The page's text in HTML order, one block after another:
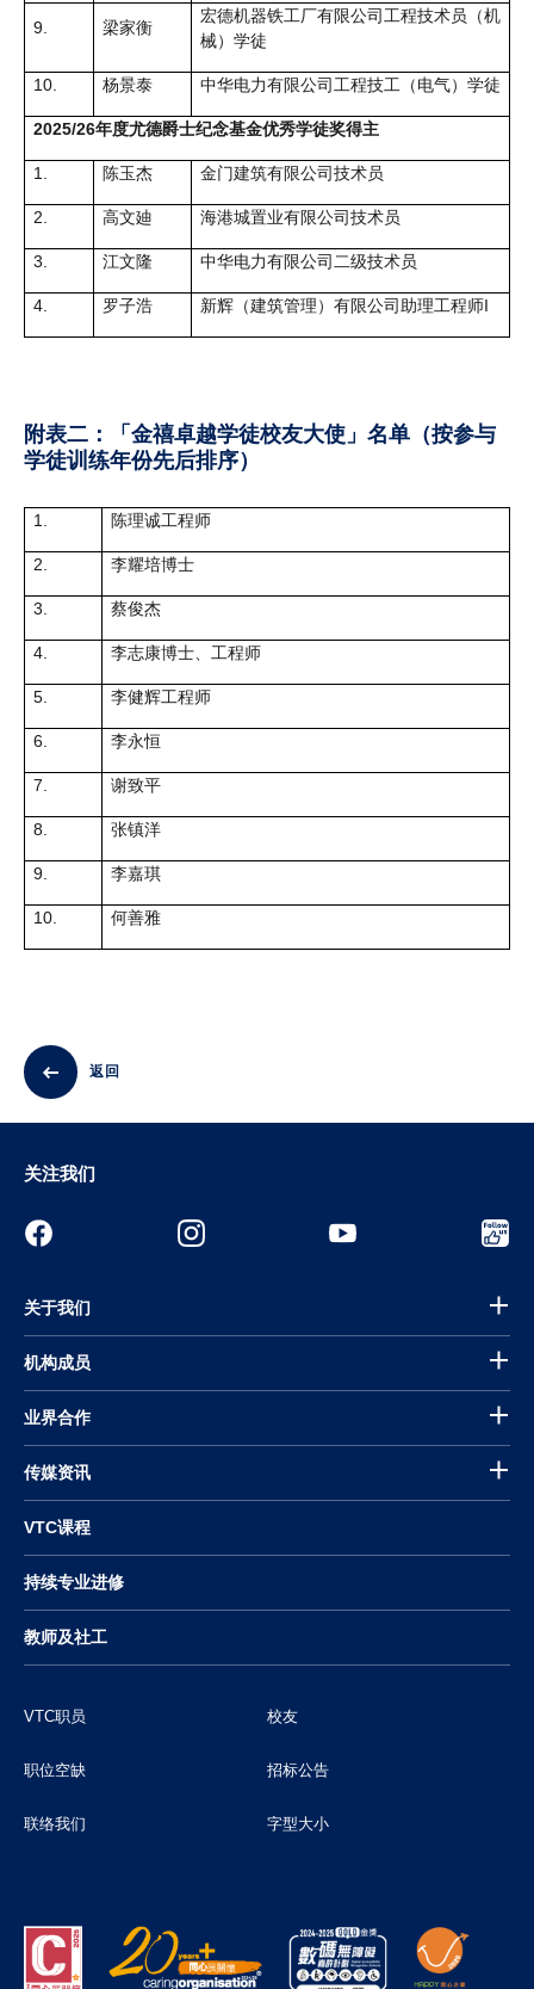
9. 梁家衡
宏德机器铁工厂有限公司工程技术员（机
械）学徒
10. 杨景泰 中华电力有限公司工程技工（电气）学徒
2025/26年度尤德爵士纪念基金优秀学徒奖得主
1. 陈玉杰 金门建筑有限公司技术员
2. 高文廸 海港城置业有限公司技术员
3. 江文隆 中华电力有限公司二级技术员
4. 罗子浩 新辉（建筑管理）有限公司助理工程师I
附表二：「金禧卓越学徒校友大使」名单（按参与
学徒训练年份先后排序）
1. 陈理诚工程师
2. 李耀培博士
3. 蔡俊杰
4. 李志康博士、工程师
5. 李健辉工程师
6. 李永恒
7. 谢致平
8. 张镇洋
9. 李嘉琪
10. 何善雅
返回
关注我们
关于我们
机构成员
业界合作
传媒资讯
VTC课程
持续专业进修
教师及社工
VTC职员 校友
职位空缺 招标公告
联络我们 字型大小